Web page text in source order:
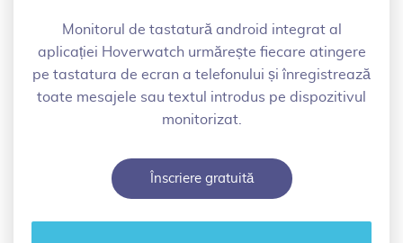
Monitorul de tastatură android integrat al
aplicației Hoverwatch urmărește fiecare atingere
pe tastatura de ecran a telefonului și înregistrează
toate mesajele sau textul introdus pe dispozitivul
monitorizat.
Înscriere gratuită